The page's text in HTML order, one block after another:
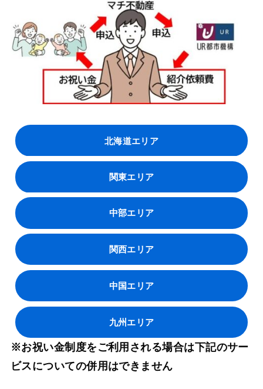
北海道エリア
関東エリア
中部エリア
関西エリア
中国エリア
九州エリア
※お祝い金制度をご利用される場合は下記のサー
ビスについての併用はできません